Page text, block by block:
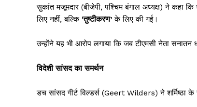
सुकांत मजूमदार (बीजेपी, पश्चिम बंगाल अध्यक्ष) ने कहा कि
लिए नहीं, बल्कि ‘तुष्टीकरण’ के लिए की गई।
उन्होंने यह भी आरोप लगाया कि जब टीएमसी नेता सनातन
विदेशी सांसद का समर्थन
डच सांसद गीर्ट विल्डर्स (Geert Wilders) ने शर्मिष्ठा